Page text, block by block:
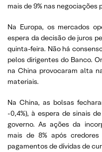
mais de 9% nas negociações
Na Europa, os mercados
espera da decisão de juros
quinta-feira. Não há
pelos dirigentes do Banco.
na China provocaram alta
materiais.
Na China, as bolsas
-0,4%), à espera de sinais
governo. As ações da
mais de 8% após
pagamentos de dívidas de